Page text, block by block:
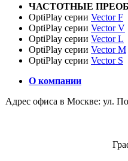
ЧАСТОТНЫЕ
OptiPlay серии Vector F
OptiPlay серии Vector V
OptiPlay серии Vector L
OptiPlay серии Vector M
OptiPlay серии Vector S
О компании
Адрес офиса в Москве: ул.